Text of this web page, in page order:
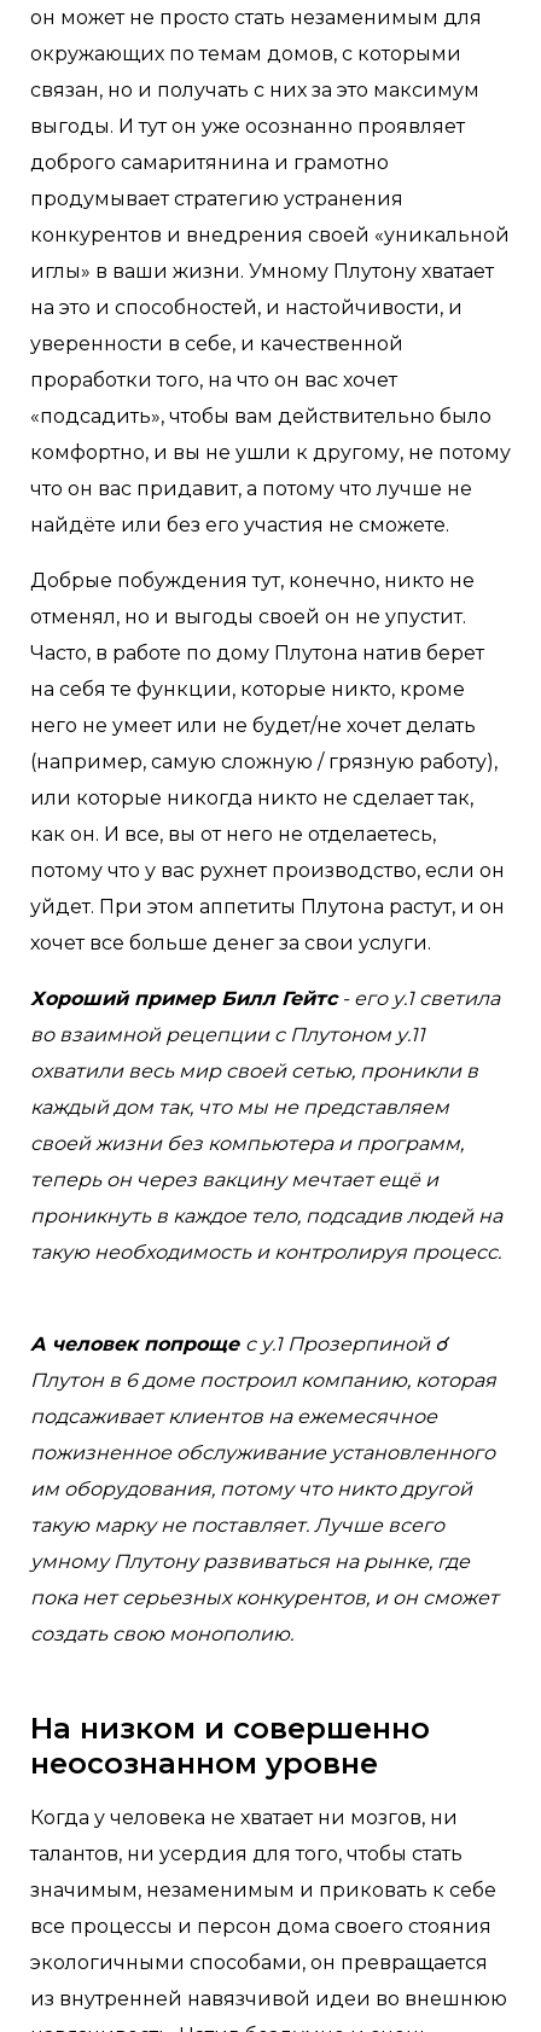
он может не просто стать незаменимым для
окружающих по темам домов, с которыми
связан, но и получать с них за это максимум
выгоды. И тут он уже осознанно проявляет
доброго самаритянина и грамотно
продумывает стратегию устранения
конкурентов и внедрения своей «уникальной
иглы» в ваши жизни. Умному Плутону хватает
на это и способностей, и настойчивости, и
уверенности в себе, и качественной
проработки того, на что он вас хочет
«подсадить», чтобы вам действительно было
комфортно, и вы не ушли к другому, не потому
что он вас придавит, а потому что лучше не
найдёте или без его участия не сможете.
Добрые побуждения тут, конечно, никто не
отменял, но и выгоды своей он не упустит.
Часто, в работе по дому Плутона натив берет
на себя те функции, которые никто, кроме
него не умеет или не будет/не хочет делать
(например, самую сложную / грязную работу),
или которые никогда никто не сделает так,
как он. И все, вы от него не отделаетесь,
потому что у вас рухнет производство, если он
уйдет. При этом аппетиты Плутона растут, и он
хочет все больше денег за свои услуги.
Хороший пример Билл Гейтс- его у.1 светила
во взаимной рецепции с Плутоном у.11
охватили весь мир своей сетью, проникли в
каждый дом так, что мы не представляем
своей жизни без компьютера и программ,
теперь он через вакцину мечтает ещё и
проникнуть в каждое тело, подсадив людей на
такую необходимость и контролируя процесс.
А человек попроще с у.1 Прозерпиной ☌
Плутон в 6 доме построил компанию, которая
подсаживает клиентов на ежемесячное
пожизненное обслуживание установленного
им оборудования, потому что никто другой
такую марку не поставляет. Лучше всего
умному Плутону развиваться на рынке, где
пока нет серьезных конкурентов, и он сможет
создать свою монополию.
На низком и совершенно
неосознанном уровне
Когда у человека не хватает ни мозгов, ни
талантов, ни усердия для того, чтобы стать
значимым, незаменимым и приковать к себе
все процессы и персон дома своего стояния
экологичными способами, он превращается
из внутренней навязчивой идеи во внешнюю